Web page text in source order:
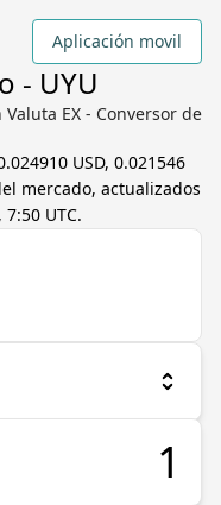
Aplicación movil
- UYU
EX - Conversor de
USD, 0.021546
mercado, actualizados
UTC.